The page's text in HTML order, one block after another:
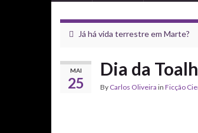
Já há vida terrestre em Marte?
MAI
25
Dia da
By Carlos Oliveira in Ficção